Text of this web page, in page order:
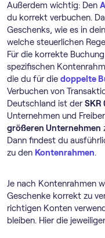
Außerdem wichtig: Den
du korrekt verbuchen.
Geschenks, wie es in
welche steuerlichen
Für die korrekte
spezifischen
die du für die doppelte
Verbuchen von
Deutschland ist derSKR
Unternehmen und
größeren Unternehmen
Dann findest du
zu den Kontenrahmen.
Je nach Kontenrahmen
Geschenke korrekt zu
richtigen Konten
bleiben. Hier die